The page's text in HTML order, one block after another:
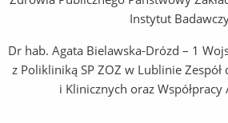
Instytut
Dr hab. Agata Bielawska-Drózd – 1
z Polikliniką SP ZOZ w Lublinie
i Klinicznych oraz